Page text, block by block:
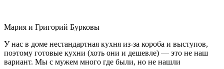
Мария и Григорий Бурковы
У нас в доме нестандартная кухня из-за короба и выступов,
поэтому готовые кухни (хоть они и дешевле) — это не наш
вариант. Мы с мужем много где были, но не нашли